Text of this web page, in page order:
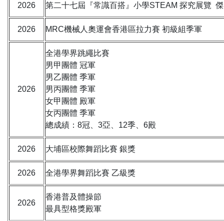
2026 第二十七屆『常識百搭』小學STEAM 探究展覽
2026 MRC機械人奧運會香港區拉力賽 初級組季軍
2026
全港學界跳繩比賽
男甲團體 冠軍
男乙團體 季軍
男丙團體 季軍
女甲團體 殿軍
女丙團體 季軍
總成績：8冠、3亞、12季、6殿
2026 大埔區校際舞蹈比賽 銀獎
2026 全港學界舞蹈比賽 乙級獎
2026
香港普及體操節
最具型格獎殿軍